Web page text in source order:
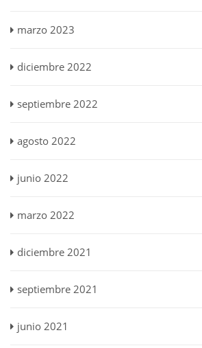
marzo 2023
diciembre 2022
septiembre 2022
agosto 2022
junio 2022
marzo 2022
diciembre 2021
septiembre 2021
junio 2021